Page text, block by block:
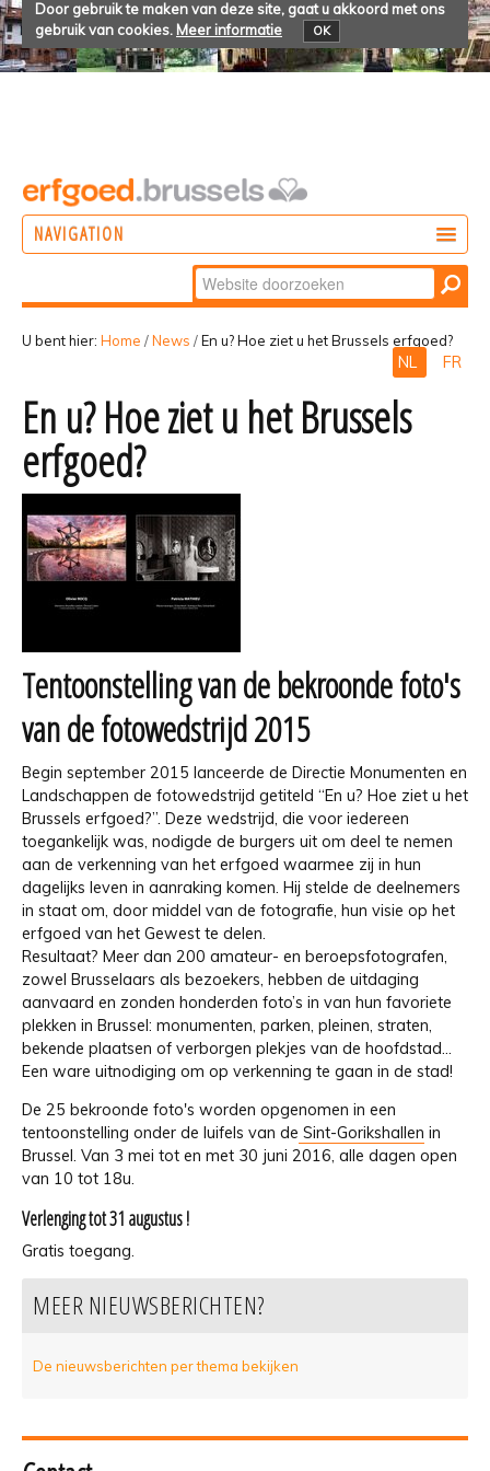
Door gebruik te maken van deze site, gaat u akkoord met ons
gebruik van cookies. Meer informatie OK
NAVIGATION
Zoek
Geavanceerd
zoeken...
U bent hier: Home /News /En u? Hoe ziet u het Brussels erfgoed?
NL FR
En u? Hoe ziet u het Brussels
erfgoed?
Tentoonstelling van de bekroonde foto's
van de fotowedstrijd 2015
Begin september 2015 lanceerde de Directie Monumenten en
Landschappen de fotowedstrijd getiteld “En u? Hoe ziet u het
Brussels erfgoed?”. Deze wedstrijd, die voor iedereen
toegankelijk was, nodigde de burgers uit om deel te nemen
aan de verkenning van het erfgoed waarmee zij in hun
dagelijks leven in aanraking komen. Hij stelde de deelnemers
in staat om, door middel van de fotografie, hun visie op het
erfgoed van het Gewest te delen.
Resultaat? Meer dan 200 amateur- en beroepsfotografen,
zowel Brusselaars als bezoekers, hebben de uitdaging
aanvaard en zonden honderden foto’s in van hun favoriete
plekken in Brussel: monumenten, parken, pleinen, straten,
bekende plaatsen of verborgen plekjes van de hoofdstad…
Een ware uitnodiging om op verkenning te gaan in de stad!
De 25 bekroonde foto's worden opgenomen in een
tentoonstelling onder de luifels van de Sint-Gorikshallen in
Brussel. Van 3 mei tot en met 30 juni 2016, alle dagen open
van 10 tot 18u.
Verlenging tot 31 augustus !
Gratis toegang.
MEER NIEUWSBERICHTEN?
De nieuwsberichten per thema bekijken